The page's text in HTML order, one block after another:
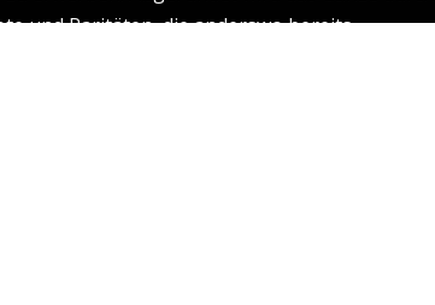
und Raritäten, die anderswo bereits